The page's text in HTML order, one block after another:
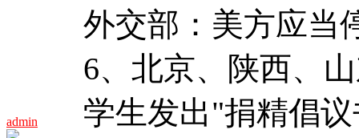
admin
外交部：美方应当
6、北京、陕西、
学生发出"捐精倡